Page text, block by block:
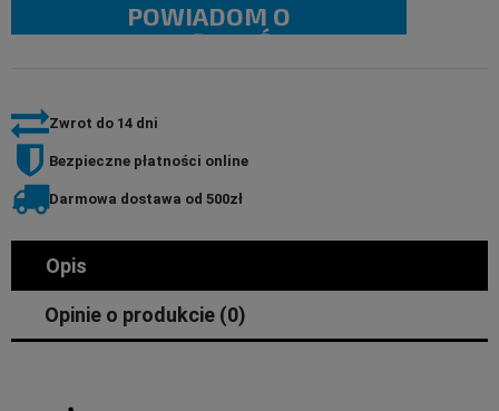
went on
POWIADOM O
DOSTĘPNOŚCI
Zwrot do 14 dni
Bezpieczne płatności online
Darmowa dostawa od 500zł
Opis
Opinie o produkcie (0)